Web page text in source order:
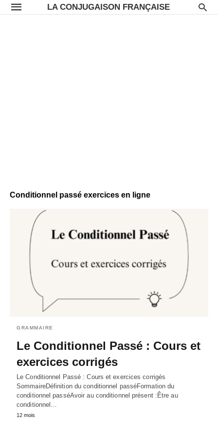
LA CONJUGAISON FRANÇAISE
Conditionnel passé exercices en ligne
GRAMMAIRE
Le Conditionnel Passé : Cours et
exercices corrigés
Le Conditionnel Passé : Cours et exercices corrigés
SommaireDéfinition du conditionnel passéFormation du
conditionnel passéAvoir au conditionnel présent :Être au
conditionnel…
12 mois